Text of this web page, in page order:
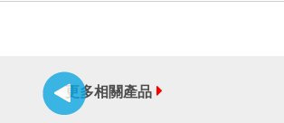
更多相關產品